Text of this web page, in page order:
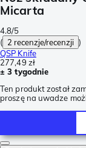
Micarta
4.8/5
( 2 recenzje/recenzji )
QSP Knife
277,49 zł
± 3 tygodnie
Ten produkt został
proszę na uwadze